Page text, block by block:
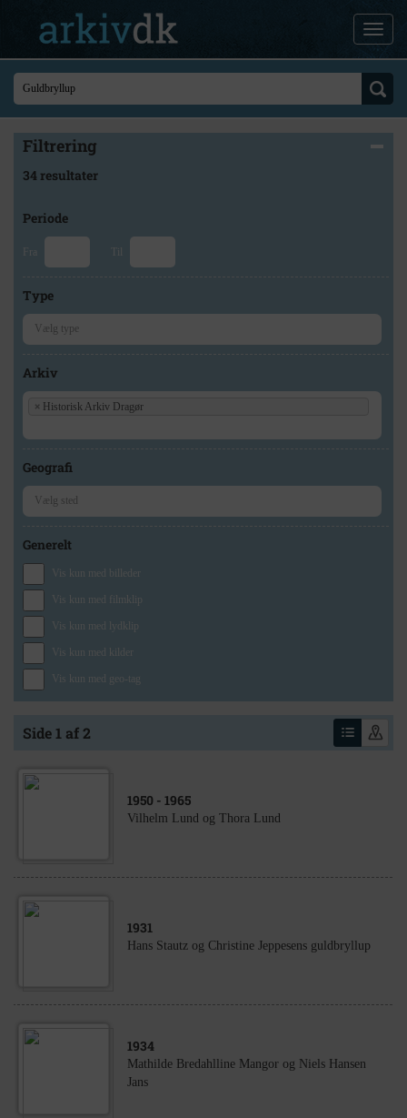
Filtrering
34 resultater
Periode
Fra Til
Type
Arkiv
× Historisk Arkiv Dragør
Geografi
Generelt
Vis kun med billeder
Vis kun med filmklip
Vis kun med lydklip
Vis kun med kilder
Vis kun med geo-tag
Side 1 af 2
1950 - 1965
Vilhelm Lund og Thora Lund
1931
Hans Stautz og Christine Jeppesens guldbryllup
1934
Mathilde Bredahlline Mangor og Niels Hansen
Jans